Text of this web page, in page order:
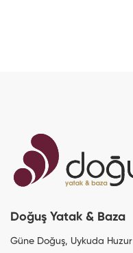
Doğuş Yatak & Baza
Güne Doğuş, Uykuda Huzur